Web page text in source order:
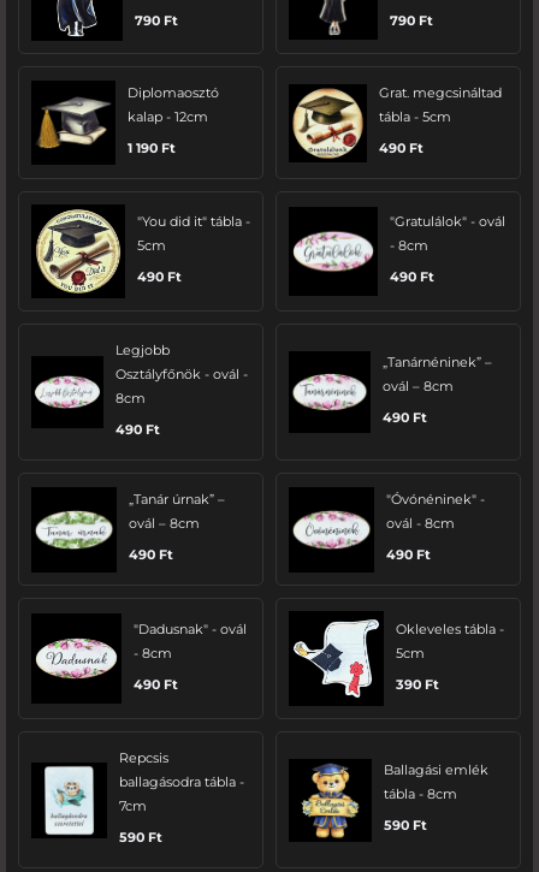
790 Ft
790 Ft
Diplomaosztó
kalap - 12cm
1 190 Ft
Grat. megcsináltad
tábla - 5cm
490 Ft
"You did it" tábla -
5cm
490 Ft
"Gratulálok" - ovál
- 8cm
490 Ft
Legjobb
Osztályfőnök - ovál -
8cm
490 Ft
„Tanárnéninek” –
ovál – 8cm
490 Ft
„Tanár úrnak” –
ovál – 8cm
490 Ft
"Óvónéninek" -
ovál - 8cm
490 Ft
"Dadusnak" - ovál
- 8cm
490 Ft
Okleveles tábla -
5cm
390 Ft
Repcsis
ballagásodra tábla -
7cm
590 Ft
Ballagási emlék
tábla - 8cm
590 Ft